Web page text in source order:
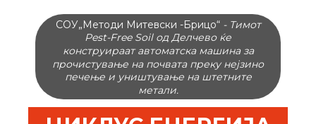
СОУ„Гошто Викентиев“- Тимот K.I.A.T.S. –
Kick It At The Source од Кочани ќе
направат пренослив уред со сензори за
детекција на метали во отпадни води
кои ја загадуваат почвата. Уредите ќе
бидат поставени на 3 локации во Кочани
и ќе бидат поврзани со мобилна
апликација изработена од ученици.